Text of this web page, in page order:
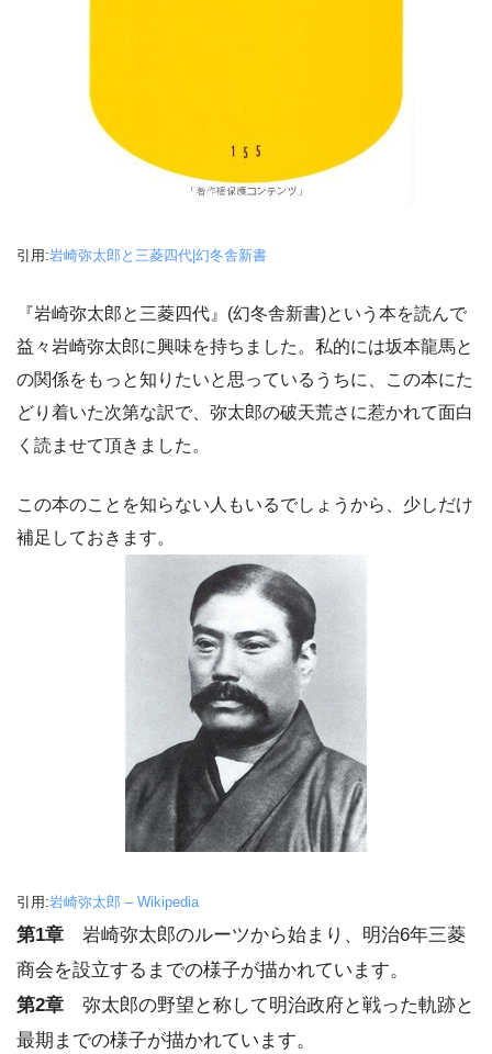
引用:岩崎弥太郎と三菱四代|幻冬舎新書
『岩崎弥太郎と三菱四代』(幻冬舎新書)という本を読んで
益々岩崎弥太郎に興味を持ちました。私的には坂本龍馬と
の関係をもっと知りたいと思っているうちに、この本にた
どり着いた次第な訳で、弥太郎の破天荒さに惹かれて面白
く読ませて頂きました。
この本のことを知らない人もいるでしょうから、少しだけ
補足しておきます。
引用:岩崎弥太郎 – Wikipedia
第1章 岩崎弥太郎のルーツから始まり、明治6年三菱
商会を設立するまでの様子が描かれています。
第2章 弥太郎の野望と称して明治政府と戦った軌跡と
最期までの様子が描かれています。